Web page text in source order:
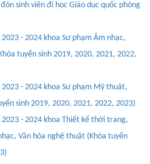
sinh viên đi học Giáo dục quốc phòng
- 2024 khoa Sư phạm Âm nhạc,
tuyển sinh 2019, 2020, 2021, 2022,
- 2024 khoa Sư phạm Mỹ thuật,
sinh 2019, 2020, 2021, 2022, 2023)
- 2024 khoa Thiết kế thời trang,
Văn hóa nghệ thuật (Khóa tuyển